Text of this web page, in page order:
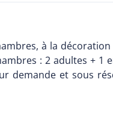
à la
: 2 adultes + 1
demande et sous